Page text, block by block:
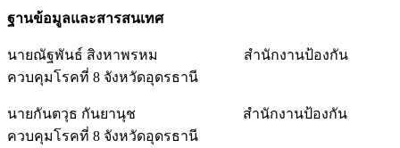
ฐานข้อมูลและสารสนเทศ
นายณัฐพันธ์ สิงหาพรหม สำนักงานป้องกัน
ควบคุมโรคที่ 8 จังหวัดอุดรธานี
นายกันตวุธ กันยานุช สำนักงานป้องกัน
ควบคุมโรคที่ 8 จังหวัดอุดรธานี